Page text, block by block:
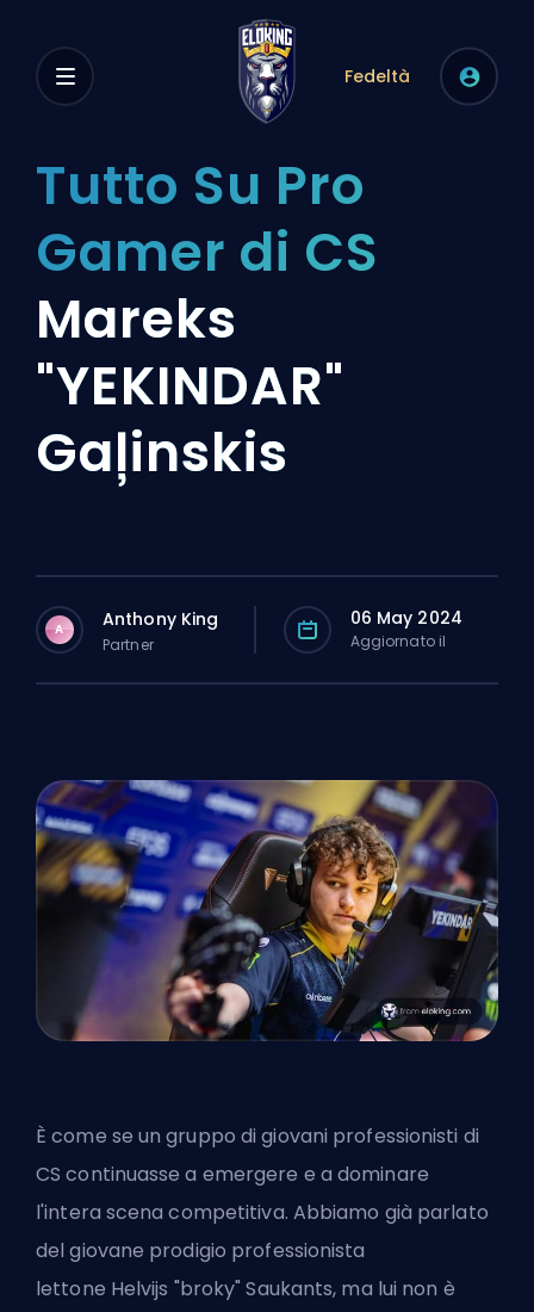
Fedeltà
Tutto Su Pro
Gamer di CS
Mareks
"YEKINDAR"
Gaļinskis
A Anthony King
Partner
06 May 2024
Aggiornato il
È come se un gruppo di giovani professionisti di
CS continuasse a emergere e a dominare
l'intera scena competitiva. Abbiamo già parlato
del giovane prodigio professionista
lettone Helvijs "broky" Saukants, ma lui non è